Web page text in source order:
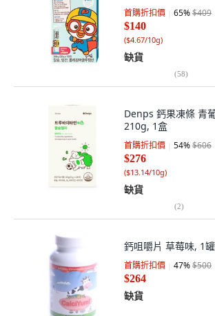
首購折扣價 65%$409
$140
($4.67/10g)
缺貨
(58)
Denps 鈣果凍條 青
210g, 1盒
首購折扣價 54%$606
$276
($13.14/10g)
缺貨
(2)
鈣咀嚼片 草莓味, 1
首購折扣價 47%$500
$264
缺貨